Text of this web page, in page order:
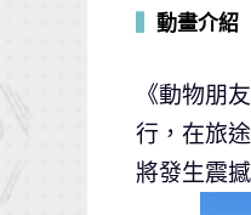
動畫介紹
《動物朋
行，在旅
將發生震